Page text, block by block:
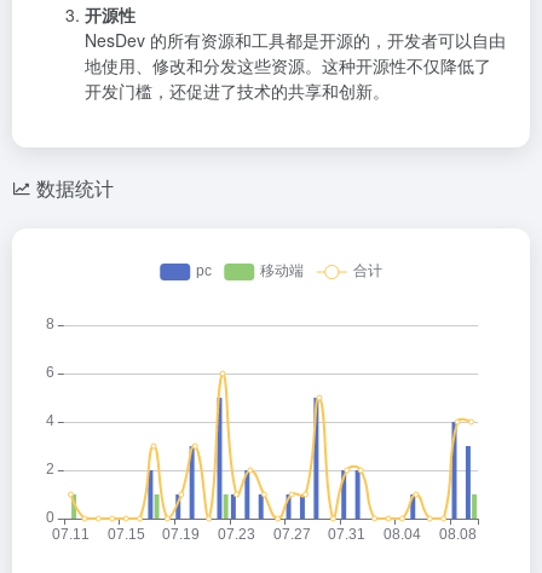
开源性
NesDev 的所有资源和工具都是开源的，开发者可以自由
地使用、修改和分发这些资源。这种开源性不仅降低了
开发门槛，还促进了技术的共享和创新。
数据统计